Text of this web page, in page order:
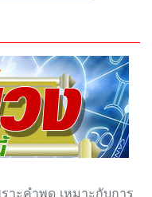
าะคำพูด เหมาะกับการ